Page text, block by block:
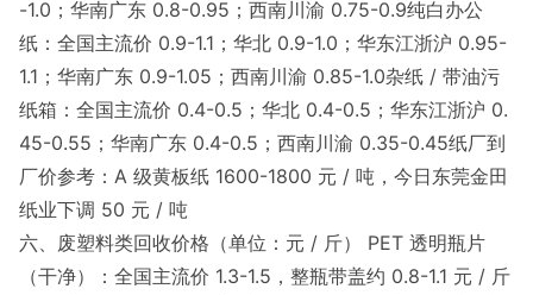
-1.0；华南广东 0.8-0.95；西南川渝 0.75-0.9纯白办公
纸：全国主流价 0.9-1.1；华北 0.9-1.0；华东江浙沪 0.95-
1.1；华南广东 0.9-1.05；西南川渝 0.85-1.0杂纸 / 带油污
纸箱：全国主流价 0.4-0.5；华北 0.4-0.5；华东江浙沪 0.
45-0.55；华南广东 0.4-0.5；西南川渝 0.35-0.45纸厂到
厂价参考：A 级黄板纸 1600-1800 元 / 吨，今日东莞金田
纸业下调 50 元 / 吨
六、废塑料类回收价格（单位：元 / 斤） PET 透明瓶片
（干净）：全国主流价 1.3-1.5，整瓶带盖约 0.8-1.1 元 / 斤